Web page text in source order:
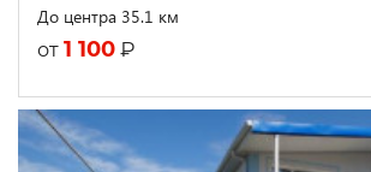
До центра 35.1 км
от 1 100 ₽